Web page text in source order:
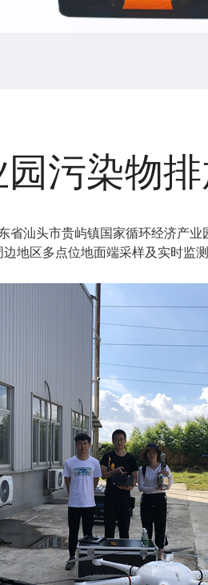
污染物
省汕头市贵屿镇国家循环经济产
地区多点位地面端采样及实时监测